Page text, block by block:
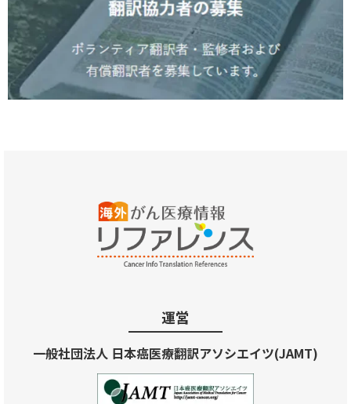
運営
一般社団法人 日本癌医療翻訳アソシエイツ(JAMT)